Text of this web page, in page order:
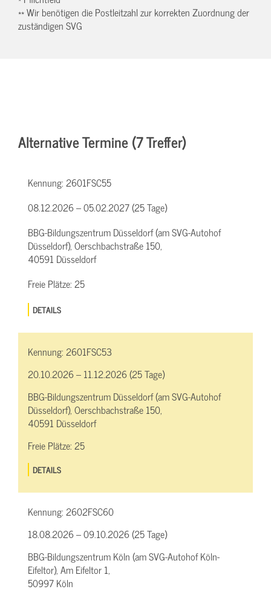
** Wir benötigen die Postleitzahl zur korrekten Zuordnung der
zuständigen SVG
Alternative Termine (7 Treffer)
Kennung:2601FSC55
08.12.2026 – 05.02.2027 (25 Tage)
BBG-Bildungszentrum Düsseldorf (am SVG-Autohof
Düsseldorf), Oerschbachstraße 150,
40591 Düsseldorf
Freie Plätze:25
DETAILS
Kennung:2601FSC53
20.10.2026 – 11.12.2026 (25 Tage)
BBG-Bildungszentrum Düsseldorf (am SVG-Autohof
Düsseldorf), Oerschbachstraße 150,
40591 Düsseldorf
Freie Plätze:25
DETAILS
Kennung:2602FSC60
18.08.2026 – 09.10.2026 (25 Tage)
BBG-Bildungszentrum Köln (am SVG-Autohof Köln-
Eifeltor), Am Eifeltor 1,
50997 Köln